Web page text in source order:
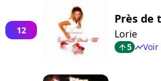
12
Près de
Lorie
arrow_top5 timelineVoir